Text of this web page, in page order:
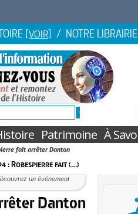
[VOIR] / NOTRE LIBRAIRIE
Patrimoine À
fait arrêter Danton
: Robespierre fait (…)
un événement
Danton